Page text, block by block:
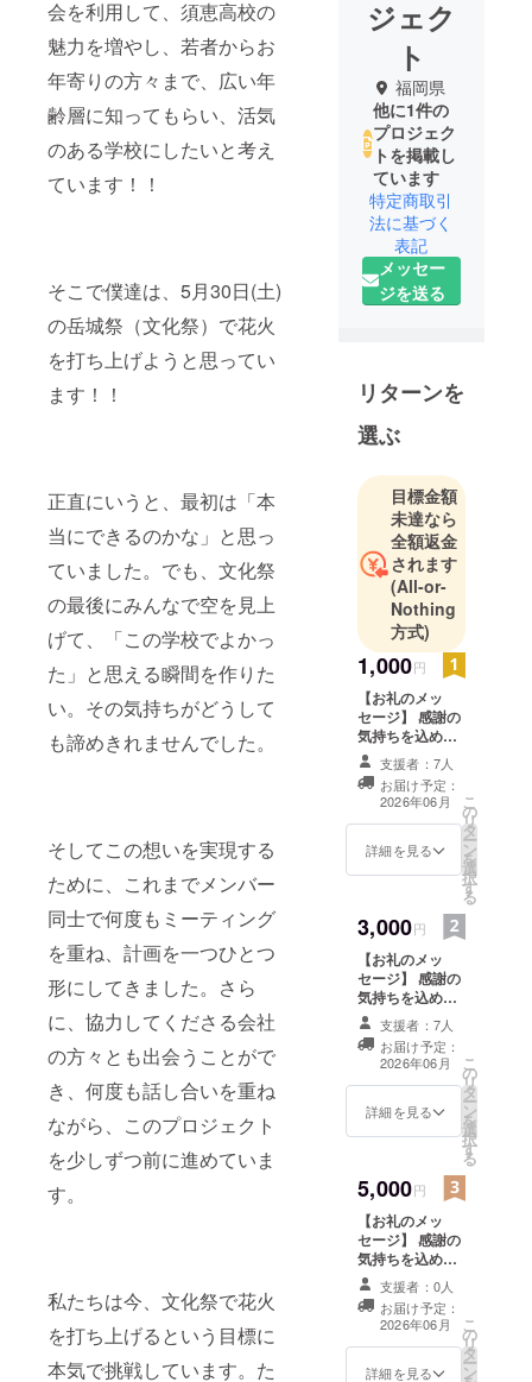
会を利用して、須恵高校の
魅力を増やし、若者からお
年寄りの方々まで、広い年
齢層に知ってもらい、活気
のある学校にしたいと考え
ています！！
そこで僕達は、5月30日(土)
の岳城祭（文化祭）で花火
を打ち上げようと思ってい
ます！！
正直にいうと、最初は「本
当にできるのかな」と思っ
ていました。でも、文化祭
の最後にみんなで空を見上
げて、「この学校でよかっ
た」と思える瞬間を作りた
い。その気持ちがどうして
も諦めきれませんでした。
そしてこの想いを実現する
ために、これまでメンバー
同士で何度もミーティング
を重ね、計画を一つひとつ
形にしてきました。さら
に、協力してくださる会社
の方々とも出会うことがで
き、何度も話し合いを重ね
ながら、このプロジェクト
を少しずつ前に進めていま
す。
私たちは今、文化祭で花火
を打ち上げるという目標に
本気で挑戦しています。た
ジェク
ト
福岡県
他に1件の
プロジェク
トを掲載し
ています
特定商取引
法に基づく
表記
メッセー
ジを送る
リターンを
選ぶ
目標金額
未達なら
全額返金
されます
(All-or-
Nothing
方式)
1,000円
【お礼のメッ
セージ】 感謝の
気持ちを込め
て、お礼のメッ
セージをお送り
します。
支援者：7人
お届け予定：
2026年06月
詳細を見る
こ
の
リ
タ
ー
ン
を
選
択
す
る
3,000円
【お礼のメッ
セージ】 感謝の
気持ちを込め
て、お礼のメッ
セージをお送り
します。 ※この
リターンは1000
円のリターンと
同じ内容になり
支援者：7人
お届け予定：
2026年06月
詳細を見る
こ
の
リ
タ
ー
ン
を
選
択
す
る
5,000円
【お礼のメッ
セージ】 感謝の
気持ちを込め
て、お礼のメッ
セージをお送り
します。 ※この
リターンは1000
円のリターンと
同じ内容になり
支援者：0人
お届け予定：
2026年06月
詳細を見る
こ
の
リ
タ
ー
ン